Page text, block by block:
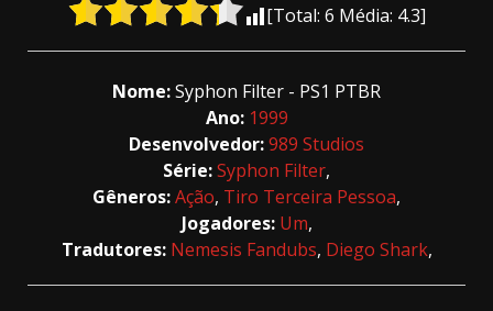
[Total: 6 Média: 4.3]
Nome:Syphon Filter - PS1 PTBR
Ano: 1999
Desenvolvedor:989 Studios
Série:Syphon Filter,
Gêneros:Ação, Tiro Terceira Pessoa,
Jogadores: Um,
Tradutores: Nemesis Fandubs, Diego Shark,